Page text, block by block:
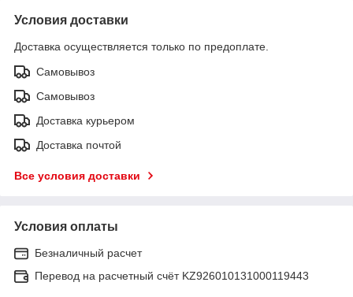
Условия доставки
Доставка осуществляется только по предоплате.
Самовывоз
Самовывоз
Доставка курьером
Доставка почтой
Все условия доставки
Условия оплаты
Безналичный расчет
Перевод на расчетный счёт KZ926010131000119443